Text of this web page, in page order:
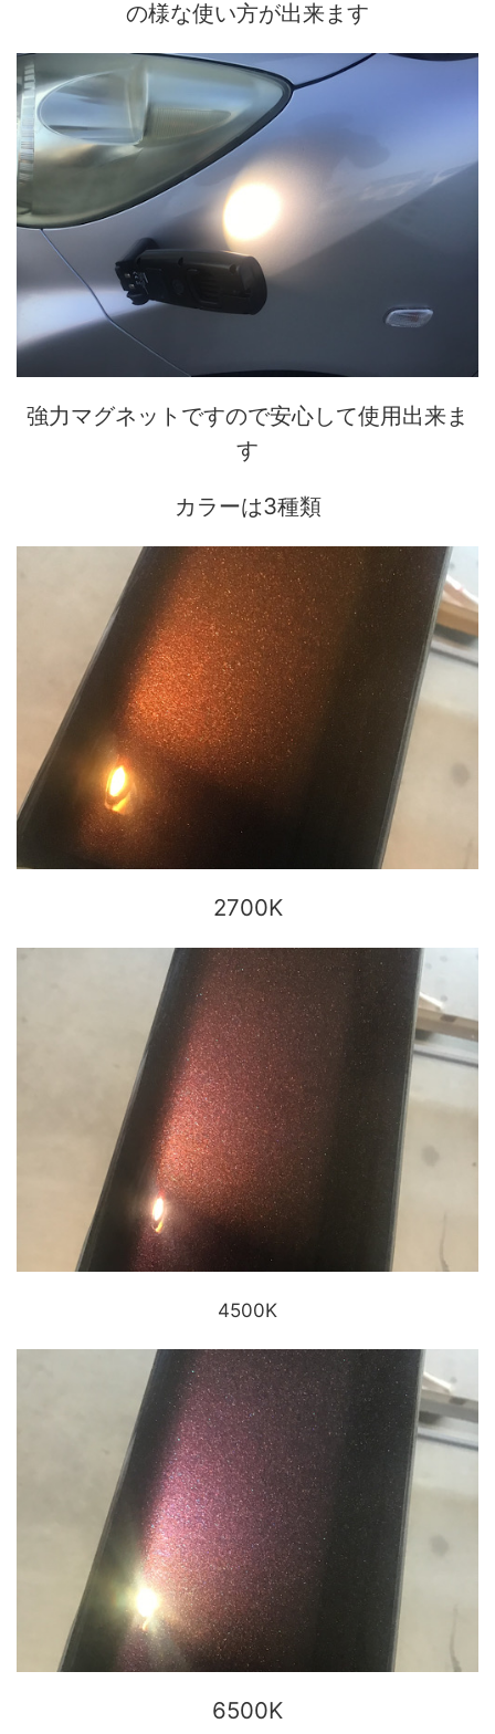
の様な使い方が出来ます
強力マグネットですので安心して使用出来ま
す
カラーは3種類
2700K
4500K
6500K